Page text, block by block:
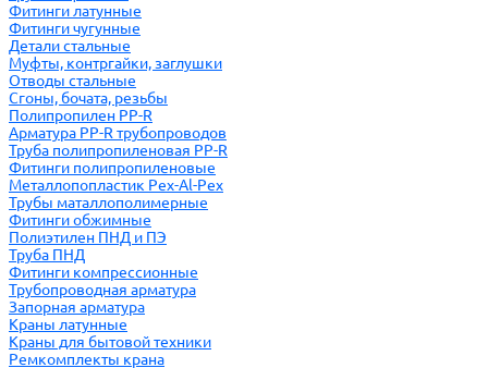
Фитинги латунные
Фитинги чугунные
Детали стальные
Муфты, контргайки, заглушки
Отводы стальные
Сгоны, бочата, резьбы
Полипропилен PP-R
Арматура PP-R трубопроводов
Труба полипропиленовая PP-R
Фитинги полипропиленовые
Металлопопластик Pex-Al-Pex
Трубы маталлополимерные
Фитинги обжимные
Полиэтилен ПНД и ПЭ
Труба ПНД
Фитинги компрессионные
Трубопроводная арматура
Запорная арматура
Краны латунные
Краны для бытовой техники
Ремкомплекты крана